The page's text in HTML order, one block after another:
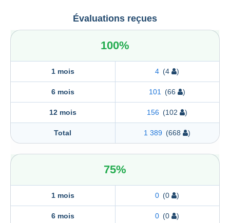
Évaluations reçues
100%
1 mois 4 (4 )
6 mois 101 (66 )
12 mois 156 (102 )
Total 1 389 (668 )
75%
1 mois 0 (0 )
6 mois 0 (0 )